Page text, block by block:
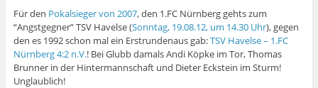
Für den Pokalsieger von 2007, den 1.FC Nürnberg gehts zum
“Angstgegner” TSV Havelse (Sonntag, 19.08.12, um 14.30 Uhr), gegen
den es 1992 schon mal ein Erstrundenaus gab:TSV Havelse – 1.FC
Nürnberg 4:2 n.V.! Bei Glubb damals Andi Köpke im Tor, Thomas
Brunner in der Hintermannschaft und Dieter Eckstein im Sturm!
Unglaublich!